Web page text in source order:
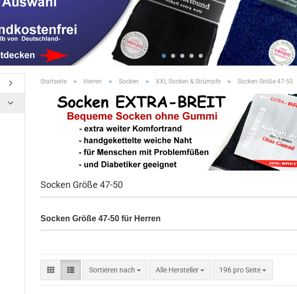
Startseite » Herren » Socken » XXL Socken & Strümpfe » Socken Größe 47-50
Socken Größe 47-50
Socken Größe 47-50 für Herren
Sortieren nach
Sortieren nach Alle Hersteller 196 pro Seite
pro Seite